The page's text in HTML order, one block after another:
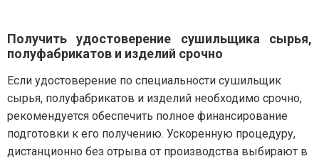
Получить удостоверение сушильщика сырья,
полуфабрикатов и изделий срочно
Если удостоверение по специальности сушильщик
сырья, полуфабрикатов и изделий необходимо срочно,
рекомендуется обеспечить полное финансирование
подготовки к его получению. Ускоренную процедуру,
дистанционно без отрыва от производства выбирают в